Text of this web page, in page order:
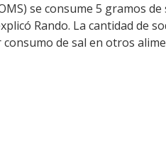
se consume 5 gramos
Rando. La cantidad de
de sal en otros